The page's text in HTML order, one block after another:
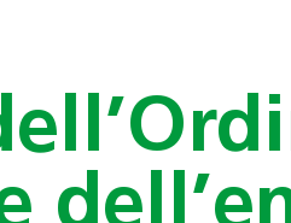
Informazione ai
Consulenza
Calore rinnovabile
CECE
Minergie
CECE
Incentivi federali e
Programmi di
Educazione